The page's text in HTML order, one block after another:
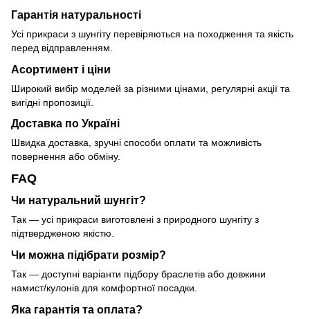
Гарантія натуральності
Усі прикраси з шунгіту перевіряються на походження та якість
перед відправленням.
Асортимент і ціни
Широкий вибір моделей за різними цінами, регулярні акції та
вигідні пропозиції.
Доставка по Україні
Швидка доставка, зручні способи оплати та можливість
повернення або обміну.
FAQ
Чи натуральний шунгіт?
Так — усі прикраси виготовлені з природного шунгіту з
підтвердженою якістю.
Чи можна підібрати розмір?
Так — доступні варіанти підбору браслетів або довжини
намист/кулонів для комфортної посадки.
Яка гарантія та оплата?